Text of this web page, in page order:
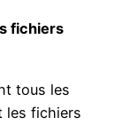
fichiers
tous les
les fichiers